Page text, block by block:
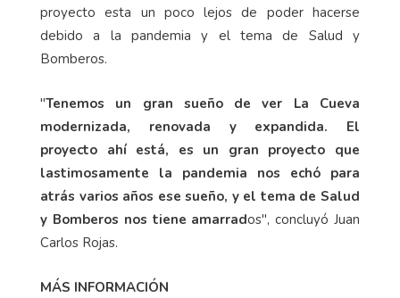
proyecto esta un poco lejos de poder hacerse
debido a la pandemia y el tema de Salud y
Bomberos.
"Tenemos un gran sueño de ver La Cueva
modernizada, renovada y expandida.
El
proyecto ahí está, es un gran proyecto que
lastimosamente la pandemia nos echó para
atrás varios años ese sueño, y el tema de Salud
y Bomberos nos tiene amarrados", concluyó Juan
Carlos Rojas.
MÁS INFORMACIÓN